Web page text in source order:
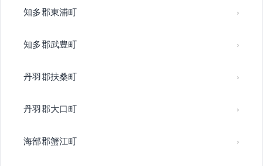
知多郡東浦町
知多郡武豊町
丹羽郡扶桑町
丹羽郡大口町
海部郡蟹江町